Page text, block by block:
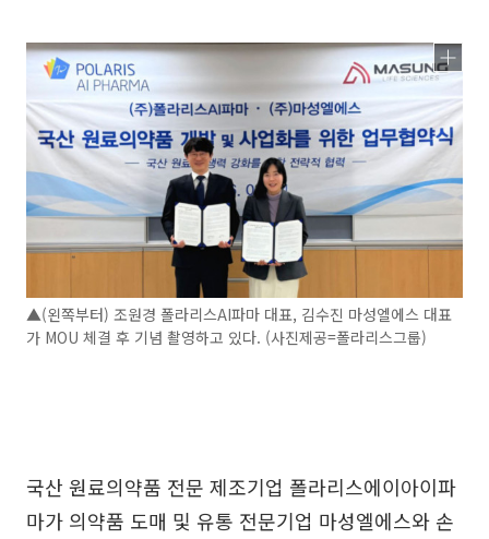
▲(왼쪽부터) 조원경 폴라리스AI파마 대표, 김수진 마성엘에스 대표
가 MOU 체결 후 기념 촬영하고 있다. (사진제공=폴라리스그룹)
국산 원료의약품 전문 제조기업 폴라리스에이아이파
마가 의약품 도매 및 유통 전문기업 마성엘에스와 손